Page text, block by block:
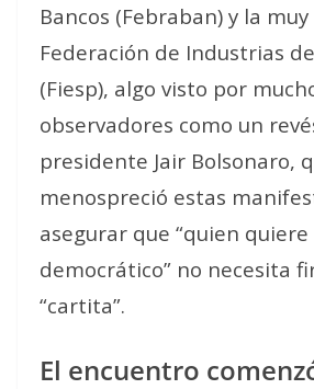
Bancos (Febraban) y la
Federación de Industrias
(Fiesp), algo visto por
observadores como un
presidente Jair Bolsonaro,
menospreció estas
asegurar que “quien quiere
democrático” no necesita
“cartita”.
El encuentro